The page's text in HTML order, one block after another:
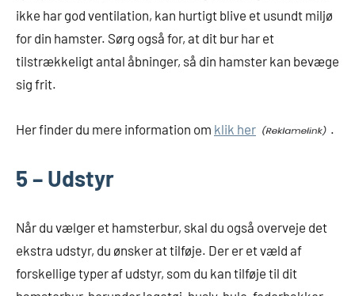
ikke har god ventilation, kan hurtigt blive et usundt miljø
for din hamster. Sørg også for, at dit bur har et
tilstrækkeligt antal åbninger, så din hamster kan bevæge
sig frit.
Her finder du mere information om klik her .
5 – Udstyr
Når du vælger et hamsterbur, skal du også overveje det
ekstra udstyr, du ønsker at tilføje. Der er et væld af
forskellige typer af udstyr, som du kan tilføje til dit